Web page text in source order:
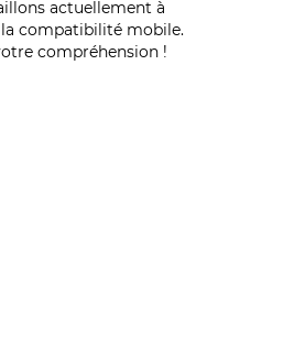
actuellement à
compatibilité mobile.
compréhension !